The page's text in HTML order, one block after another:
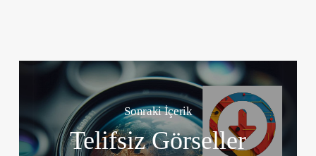
Sonraki İçerik
Telifsiz Görseller